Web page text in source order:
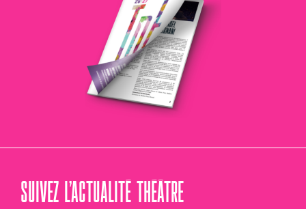
SUIVEZ L’ACTUALITÉ THÉÂTRE